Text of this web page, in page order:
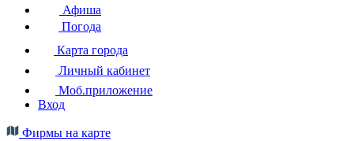
Афиша
Погода
Карта города
Личный кабинет
Моб.приложение
Вход
Фирмы на карте